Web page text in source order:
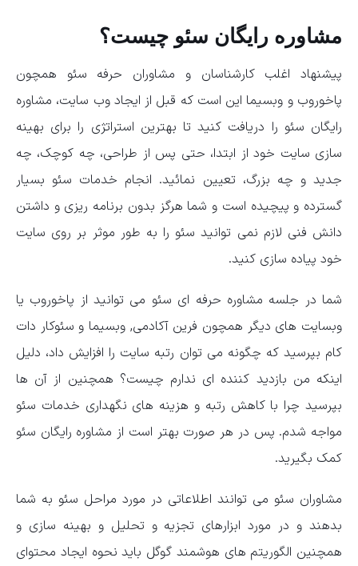
مشاوره رایگان سئو چیست؟
پیشنهاد اغلب کارشناسان و مشاوران حرفه سئو همچون
پاخوروب و وبسیما این است که قبل از ایجاد وب سایت، مشاوره
رایگان سئو را دریافت کنید تا بهترین استراتژی را برای بهینه
سازی سایت خود از ابتدا، حتی پس از طراحی، چه کوچک، چه
جدید و چه بزرگ، تعیین نمائید. انجام خدمات سئو بسیار
گسترده و پیچیده است و شما هرگز بدون برنامه ریزی و داشتن
دانش فنی لازم نمی توانید سئو را به طور موثر بر روی سایت
خود پیاده سازی کنید.
شما در جلسه مشاوره حرفه ای سئو می توانید از پاخوروب یا
وبسایت های دیگر همچون فرین آکادمی, وبسیما و سئوکار دات
کام بپرسید که چگونه می توان رتبه سایت را افزایش داد، دلیل
اینکه من بازدید کننده ای ندارم چیست؟ همچنین از آن ها
بپرسید چرا با کاهش رتبه و هزینه های نگهداری خدمات سئو
مواجه شدم. پس در هر صورت بهتر است از مشاوره رایگان سئو
کمک بگیرید.
مشاوران سئو می توانند اطلاعاتی در مورد مراحل سئو به شما
بدهند و در مورد ابزارهای تجزیه و تحلیل و بهینه سازی و
همچنین الگوریتم های هوشمند گوگل باید نحوه ایجاد محتوای